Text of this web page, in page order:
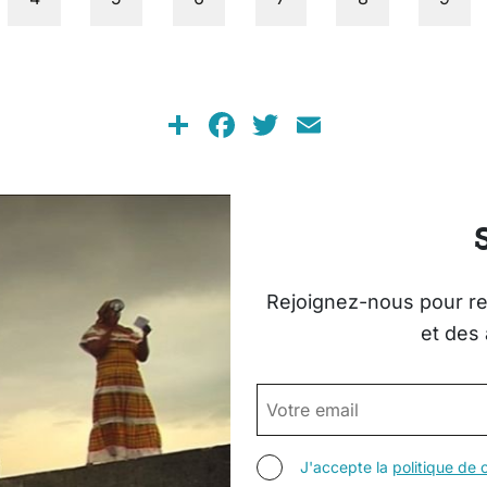
ShareFacebook
Twitter
Rejoignez-nous pour
et des
EMAIL
AGREE TERMS
J'accepte la politique de